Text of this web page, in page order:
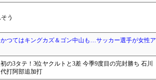
う
つてはキングカズ＆ゴン中山も…サッカー選手が女性ア
の3タテ！3位ヤクルトと3差 今季9度目の完封勝ち 石川
打阿部追加打